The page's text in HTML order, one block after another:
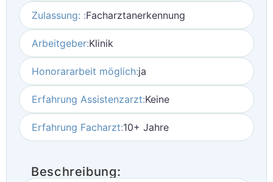
Zulassung: :Facharztanerkennung
Arbeitgeber:Klinik
Honorararbeit möglich:ja
Erfahrung Assistenzarzt:Keine
Erfahrung Facharzt:10+ Jahre
Beschreibung: